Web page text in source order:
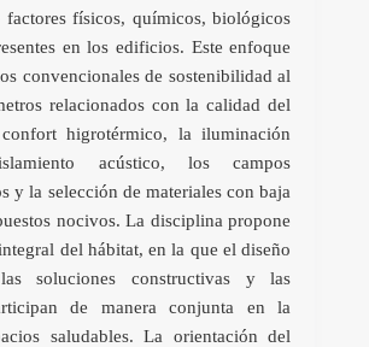
factores físicos, químicos, biológicos
en los edificios. Este enfoque
convencionales de sostenibilidad al
relacionados con la calidad del
higrotérmico, la iluminación
acústico, los campos
y la selección de materiales con baja
nocivos. La disciplina propone
del hábitat, en la que el diseño
soluciones constructivas y las
de manera conjunta en la
saludables. La orientación del